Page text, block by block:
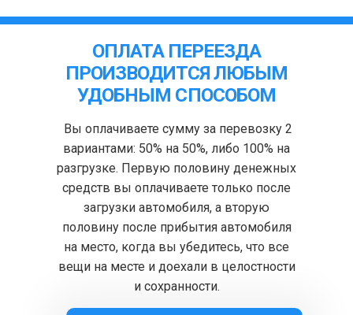
ОПЛАТА ПЕРЕЕЗДА
ПРОИЗВОДИТСЯ ЛЮБЫМ
УДОБНЫМ СПОСОБОМ
Вы оплачиваете сумму за перевозку 2
вариантами: 50% на 50%, либо 100% на
разгрузке. Первую половину денежных
средств вы оплачиваете только после
загрузки автомобиля, а вторую
половину после прибытия автомобиля
на место, когда вы убедитесь, что все
вещи на месте и доехали в целостности
и сохранности.